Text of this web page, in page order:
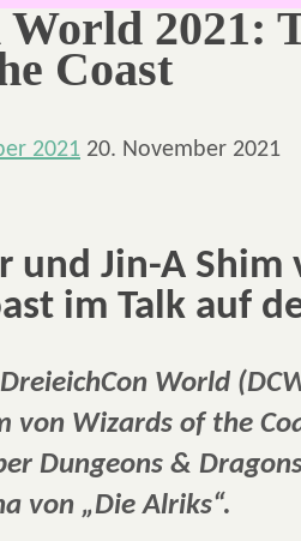
2021:
Coast
2021 20. November 2021
und Jin-A
im Talk auf
World
von Wizards of the
Dungeons &
von „Die Alriks“.